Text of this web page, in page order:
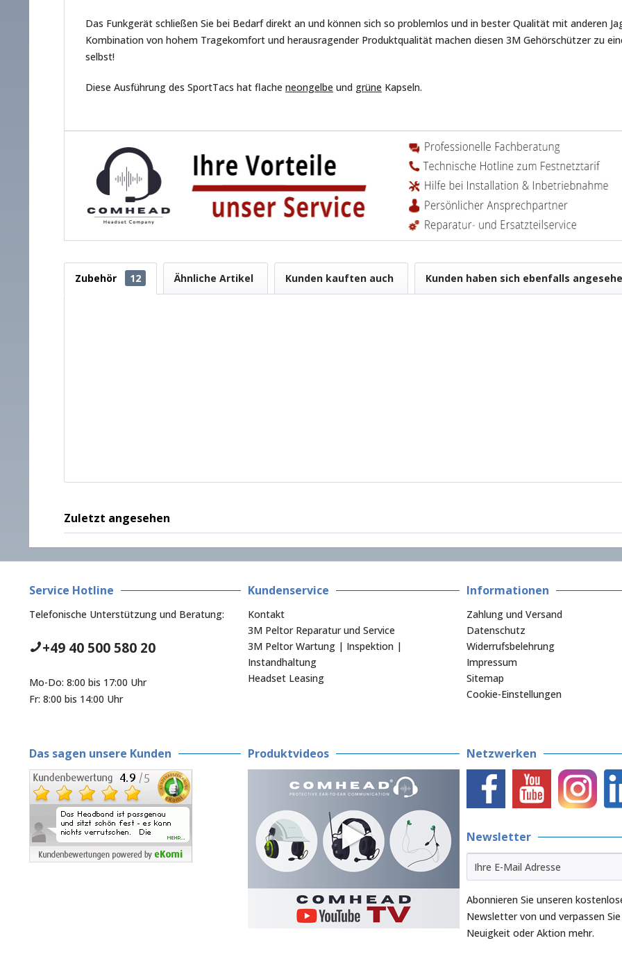
Das Funkgerät schließen Sie bei Bedarf direkt an und können sich so problemlos und in bester Qualität mit anderen
Kombination von hohem Tragekomfort und herausragender Produktqualität machen diesen 3M Gehörschützer zu
selbst!
Diese Ausführung des SportTacs hat flache neongelbe und grüne Kapseln.
Zubehör 12 Ähnliche Artikel Kunden kauften auch Kunden haben sich ebenfalls
Zuletzt angesehen
Service Hotline
Telefonische Unterstützung und Beratung:
+49 40 500 580 20
Mo-Do: 8:00 bis 17:00 Uhr
Fr: 8:00 bis 14:00 Uhr
Kundenservice
Kontakt
3M Peltor Reparatur und Service
3M Peltor Wartung | Inspektion |
Instandhaltung
Headset Leasing
Informationen
Zahlung und Versand
Datenschutz
Widerrufsbelehrung
Impressum
Sitemap
Cookie-Einstellungen
Das sagen unsere Kunden Produktvideos Netzwerken
Newsletter
Abonnieren Sie unseren
Newsletter von und verpassen
Neuigkeit oder Aktion mehr.